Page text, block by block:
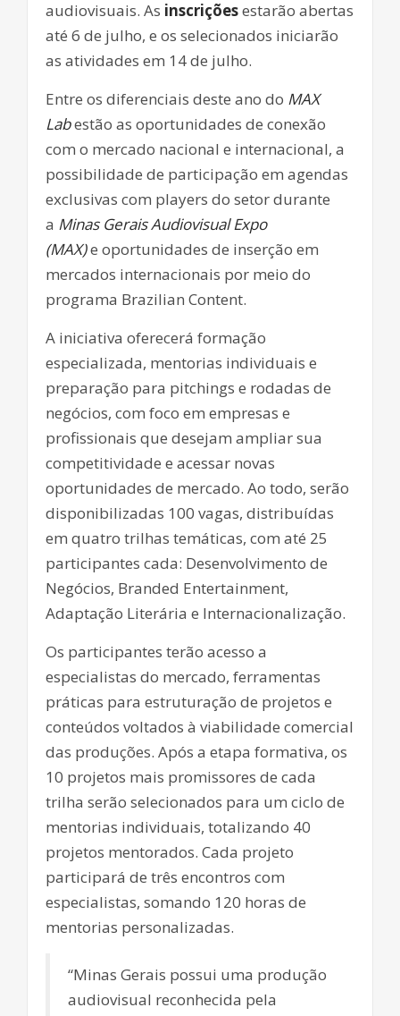
audiovisuais. As inscriçõesestarão abertas
até 6 de julho, e os selecionados iniciarão
as atividades em 14 de julho.
Entre os diferenciais deste ano do MAX
Labestão as oportunidades de conexão
com o mercado nacional e internacional, a
possibilidade de participação em agendas
exclusivas com players do setor durante
a Minas Gerais Audiovisual Expo
(MAX)e oportunidades de inserção em
mercados internacionais por meio do
programa Brazilian Content.
A iniciativa oferecerá formação
especializada, mentorias individuais e
preparação para pitchings e rodadas de
negócios, com foco em empresas e
profissionais que desejam ampliar sua
competitividade e acessar novas
oportunidades de mercado. Ao todo, serão
disponibilizadas 100 vagas, distribuídas
em quatro trilhas temáticas, com até 25
participantes cada: Desenvolvimento de
Negócios, Branded Entertainment,
Adaptação Literária e Internacionalização.
Os participantes terão acesso a
especialistas do mercado, ferramentas
práticas para estruturação de projetos e
conteúdos voltados à viabilidade comercial
das produções. Após a etapa formativa, os
10 projetos mais promissores de cada
trilha serão selecionados para um ciclo de
mentorias individuais, totalizando 40
projetos mentorados. Cada projeto
participará de três encontros com
especialistas, somando 120 horas de
mentorias personalizadas.
“Minas Gerais possui uma produção
audiovisual reconhecida pela